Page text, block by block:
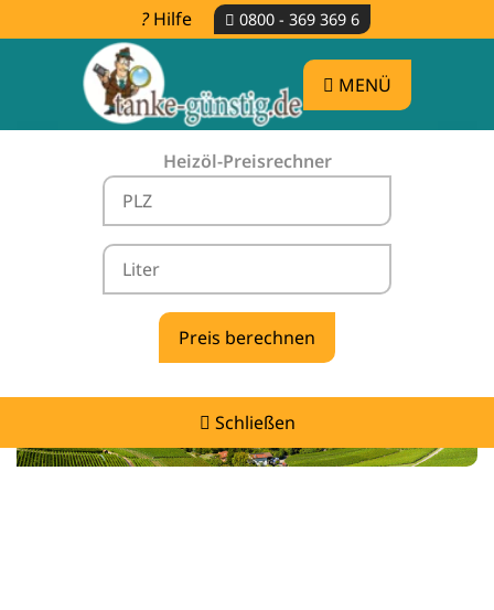
Hilfe 0800 - 369 369 6
MENÜ
Heizöl-Preisrechner
Schließen
Heizölpreise Kirchardt -
vergleichen & günstig tanken